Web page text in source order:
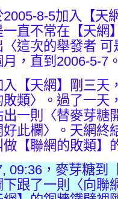
8-5加入【天
一直不常在【天網
〈這次的舉發者
，直到2006-5-7
入【天網】剛三天
敗類〉。過了一
出一則〈替麥芽糖
好此欄〉。天網終
做【聯網的敗類】
09:36，麥芽糖到
下跟了一則〈向聯